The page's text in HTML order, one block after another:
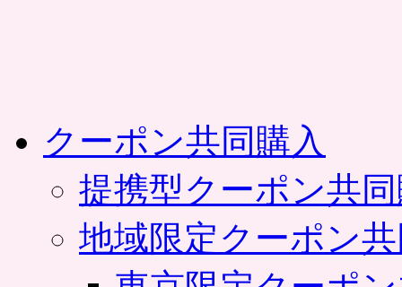
クーポン共同購入
提携型クーポン共
地域限定クーポン